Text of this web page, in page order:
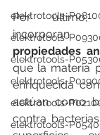
elektrotools-
elektrotools-
elektrotools-
elektrotools-
elektrotools-
elektrotools-
Por último,
propiedades
que la materia
enriquecida
actúan como
contra